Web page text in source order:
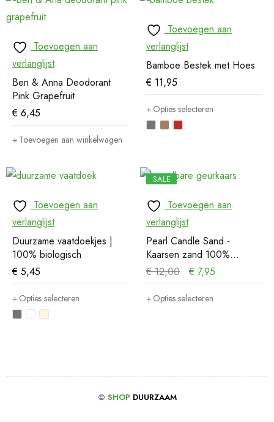
Toevoegen aan
verlanglijst
Ben & Anna Deodorant
Pink Grapefruit
€ 6,45
Toevoegen aan winkelwagen
Toevoegen aan
verlanglijst
Bamboe Bestek met Hoes
€ 11,95
Opties selecteren
Toevoegen aan
verlanglijst
Duurzame vaatdoekjes |
100% biologisch
€ 5,45
Opties selecteren
SALE
Toevoegen aan
verlanglijst
Pearl Candle Sand -
Kaarsen zand 100%
natuurlijk
€12,00 € 7,95
Opties selecteren
© SHOP DUURZAAM